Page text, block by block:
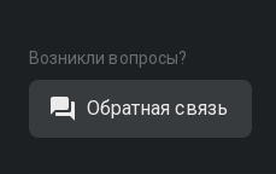
Возникли вопросы?
Обратная связь